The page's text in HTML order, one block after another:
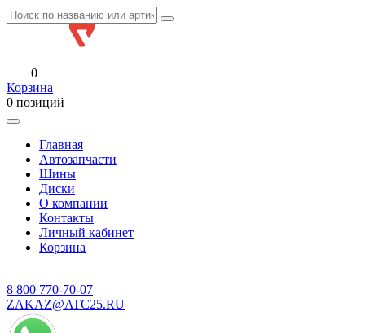
0
Корзина
0 позиций
Главная
Автозапчасти
Шины
Диски
О компании
Контакты
Личный кабинет
Корзина
8 800 770-70-07
ZAKAZ@ATC25.RU